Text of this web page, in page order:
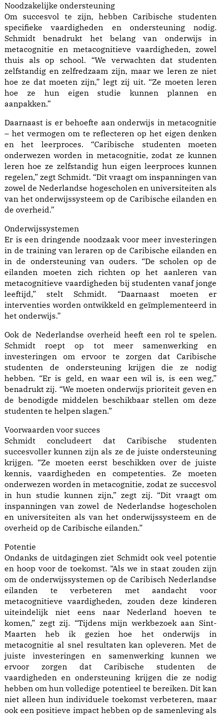
Noodzakelijke ondersteuning
Om succesvol te zijn, hebben Caribische studenten
specifieke vaardigheden en ondersteuning nodig.
Schmidt benadrukt het belang van onderwijs in
metacognitie en metacognitieve vaardigheden, zowel
thuis als op school. “We verwachten dat studenten
zelfstandig en zelfredzaam zijn, maar we leren ze niet
hoe ze dat moeten zijn,” legt zij uit. “Ze moeten leren
hoe ze hun eigen studie kunnen plannen en
aanpakken.”
Daarnaast is er behoefte aan onderwijs in metacognitie
– het vermogen om te reflecteren op het eigen denken
en het leerproces. “Caribische studenten moeten
onderwezen worden in metacognitie, zodat ze kunnen
leren hoe ze zelfstandig hun eigen leerproces kunnen
regelen,” zegt Schmidt. “Dit vraagt om inspanningen van
zowel de Nederlandse hogescholen en universiteiten als
van het onderwijssysteem op de Caribische eilanden en
de overheid.”
Onderwijssystemen
Er is een dringende noodzaak voor meer investeringen
in de training van leraren op de Caribische eilanden en
in de ondersteuning van ouders. “De scholen op de
eilanden moeten zich richten op het aanleren van
metacognitieve vaardigheden bij studenten vanaf jonge
leeftijd,” stelt Schmidt. “Daarnaast moeten er
interventies worden ontwikkeld en geïmplementeerd in
het onderwijs.”
Ook de Nederlandse overheid heeft een rol te spelen.
Schmidt roept op tot meer samenwerking en
investeringen om ervoor te zorgen dat Caribische
studenten de ondersteuning krijgen die ze nodig
hebben. “Er is geld, en waar een wil is, is een weg,”
benadrukt zij. “We moeten onderwijs prioriteit geven en
de benodigde middelen beschikbaar stellen om deze
studenten te helpen slagen.”
Voorwaarden voor succes
Schmidt concludeert dat Caribische studenten
succesvoller kunnen zijn als ze de juiste ondersteuning
krijgen. “Ze moeten eerst beschikken over de juiste
kennis, vaardigheden en competenties. Ze moeten
onderwezen worden in metacognitie, zodat ze succesvol
in hun studie kunnen zijn,” zegt zij. “Dit vraagt om
inspanningen van zowel de Nederlandse hogescholen
en universiteiten als van het onderwijssysteem en de
overheid op de Caribische eilanden.”
Potentie
Ondanks de uitdagingen ziet Schmidt ook veel potentie
en hoop voor de toekomst. “Als we in staat zouden zijn
om de onderwijssystemen op de Caribisch Nederlandse
eilanden te verbeteren met aandacht voor
metacognitieve vaardigheden, zouden deze kinderen
uiteindelijk niet eens naar Nederland hoeven te
komen,” zegt zij. “Tijdens mijn werkbezoek aan Sint-
Maarten heb ik gezien hoe het onderwijs in
metacognitie al snel resultaten kan opleveren. Met de
juiste investeringen en samenwerking kunnen we
ervoor zorgen dat Caribische studenten de
vaardigheden en ondersteuning krijgen die ze nodig
hebben om hun volledige potentieel te bereiken. Dit kan
niet alleen hun individuele toekomst verbeteren, maar
ook een positieve impact hebben op de samenleving als